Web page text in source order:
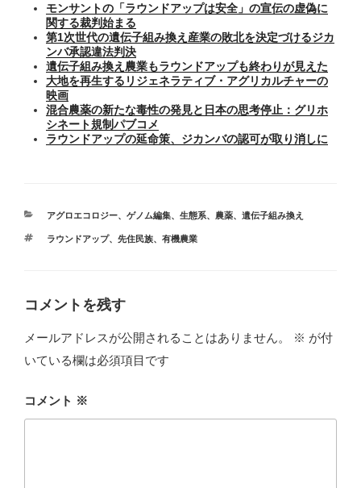
モンサントの「ラウンドアップは安全」の宣伝の虚偽に
関する裁判始まる
第1次世代の遺伝子組み換え産業の敗北を決定づけるジカ
ンバ承認違法判決
遺伝子組み換え農業もラウンドアップも終わりが見えた
大地を再生するリジェネラティブ・アグリカルチャーの
映画
混合農薬の新たな毒性の発見と日本の思考停止：グリホ
シネート規制パブコメ
ラウンドアップの延命策、ジカンバの認可が取り消しに
カ
ゴ
アグロエコロジー、 ゲノム編集、 生態系、 農薬、 遺伝子組み換え
タ
ラウンドアップ、 先住民族、 有機農業
コメントを残す
メールアドレスが公開されることはありません。 ※ が付
いている欄は必須項目です
コメント ※